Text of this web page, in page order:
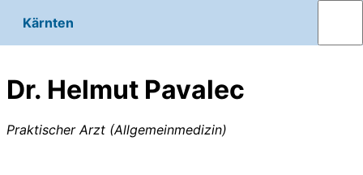
Kärnten
Dr. Helmut Pavalec
Praktischer Arzt (Allgemeinmedizin)